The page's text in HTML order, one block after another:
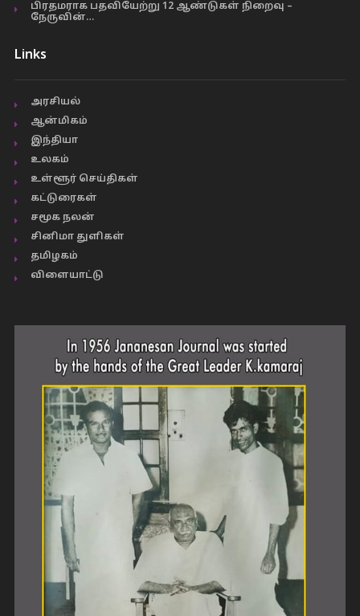
பிரதமராக பதவியேற்று 12 ஆண்டுகள் நிறைவு –
நேருவின்…
Links
அரசியல்
ஆன்மிகம்
இந்தியா
உலகம்
உள்ளூர் செய்திகள்
கட்டுரைகள்
சமூக நலன்
சினிமா துளிகள்
தமிழகம்
விளையாட்டு